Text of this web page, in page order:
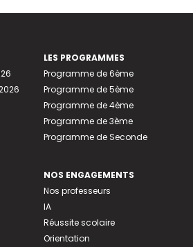
LES PROGRAMMES
Programme de 6ème
Programme de 5ème
Programme de 4ème
Programme de 3ème
Programme de Seconde
NOS ENGAGEMENTS
Nos professeurs
IA
Réussite scolaire
Orientation